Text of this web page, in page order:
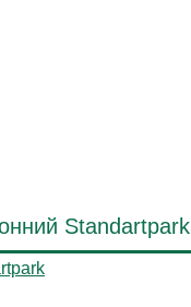
Standartpark